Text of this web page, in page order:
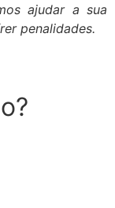
ajudar a sua
penalidades.